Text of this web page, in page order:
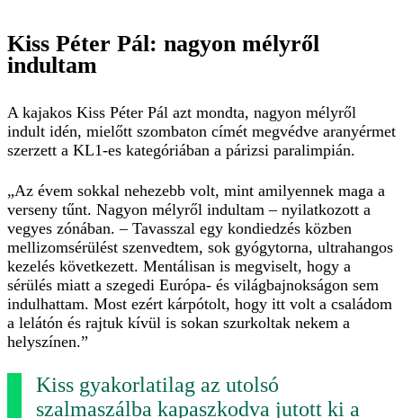
Kiss Péter Pál: nagyon mélyről
indultam
A kajakos Kiss Péter Pál azt mondta, nagyon mélyről
indult idén, mielőtt szombaton címét megvédve aranyérmet
szerzett a KL1-es kategóriában a párizsi paralimpián.
„Az évem sokkal nehezebb volt, mint amilyennek maga a
verseny tűnt. Nagyon mélyről indultam – nyilatkozott a
vegyes zónában. – Tavasszal egy kondiedzés közben
mellizomsérülést szenvedtem, sok gyógytorna, ultrahangos
kezelés következett. Mentálisan is megviselt, hogy a
sérülés miatt a szegedi Európa- és világbajnokságon sem
indulhattam. Most ezért kárpótolt, hogy itt volt a családom
a lelátón és rajtuk kívül is sokan szurkoltak nekem a
helyszínen.”
Kiss gyakorlatilag az utolsó
szalmaszálba kapaszkodva jutott ki a